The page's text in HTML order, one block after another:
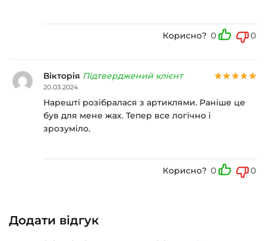
Корисно? 0 0
Вікторія Підтверджений клієнт
20.03.2024
Нарешті розібралася з артиклями. Раніше це
був для мене жах. Тепер все логічно і
зрозуміло.
Корисно? 0 0
Додати відгук